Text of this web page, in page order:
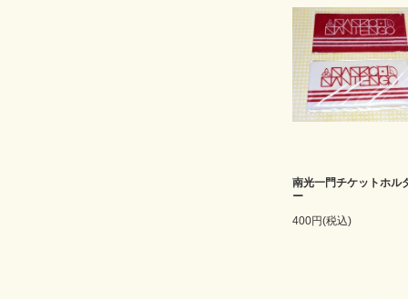
南光一門チケットホル
ー
400円(税込)